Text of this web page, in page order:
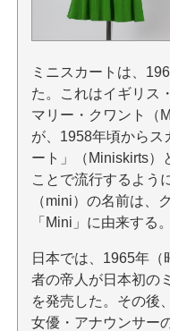
ミニスカートは、
た。これはイギリス
マリー・クワント（
が、1958年頃からス
ート」（Miniskirts）
ことで流行するよう
（mini）の名前は、
「Mini」に由来する。
日本では、1965年
者の帝人が日本初の
を発売した。その後
女優・アナウンサー